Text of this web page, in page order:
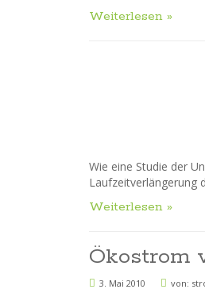
Weiterlesen »
Wie eine Studie der
Laufzeitverlängerung
Weiterlesen »
Ökostrom
3. Mai 2010 von: